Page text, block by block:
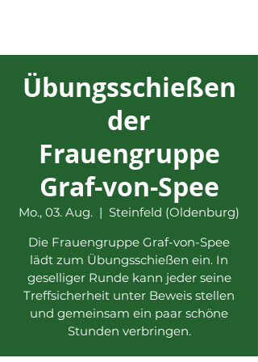
Übungsschießen
der
Frauengruppe
Graf-von-Spee
Mo., 03. Aug.
  |
Steinfeld (Oldenburg)
Die Frauengruppe Graf-von-Spee
lädt zum Übungsschießen ein. In
geselliger Runde kann jeder seine
Treffsicherheit unter Beweis stellen
und gemeinsam ein paar schöne
Stunden verbringen.